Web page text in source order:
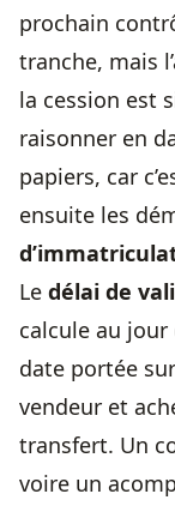
prochain
tranche, mais
la cession est
raisonner en
papiers, car
ensuite les
Le délai de
calcule au jour
date portée
vendeur et
transfert. Un
voire un